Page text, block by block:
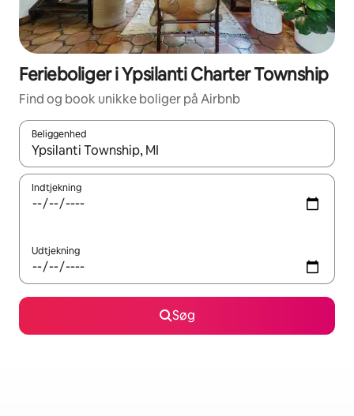
Ferieboliger i Ypsilanti Charter Township
Find og book unikke boliger på Airbnb
Beliggenhed
Når resultaterne er tilgængelige, skal du navigere med
Indtjekning
Udtjekning
Søg